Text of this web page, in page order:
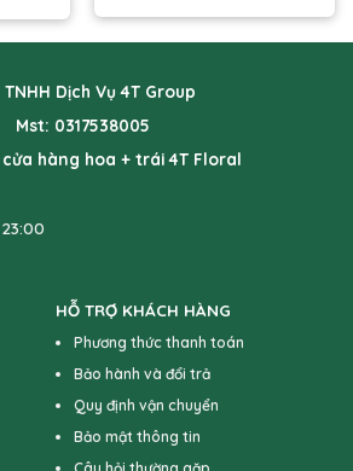
TNHH Dịch Vụ 4T Group
Mst: 0317538005
hàng hoa + trái 4T Floral
HỖ TRỢ KHÁCH HÀNG
Phương thức thanh toán
Bảo hành và đổi trả
Quy định vận chuyển
Bảo mật thông tin